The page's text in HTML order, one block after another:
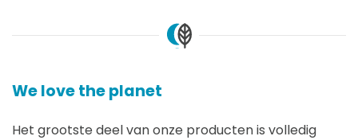
We love the planet
Het grootste deel van onze producten is volledig